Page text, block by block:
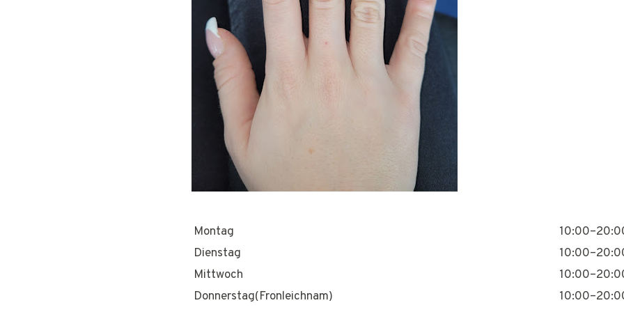
Montag
Dienstag
Mittwoch
Donnerstag(Fronleichnam)